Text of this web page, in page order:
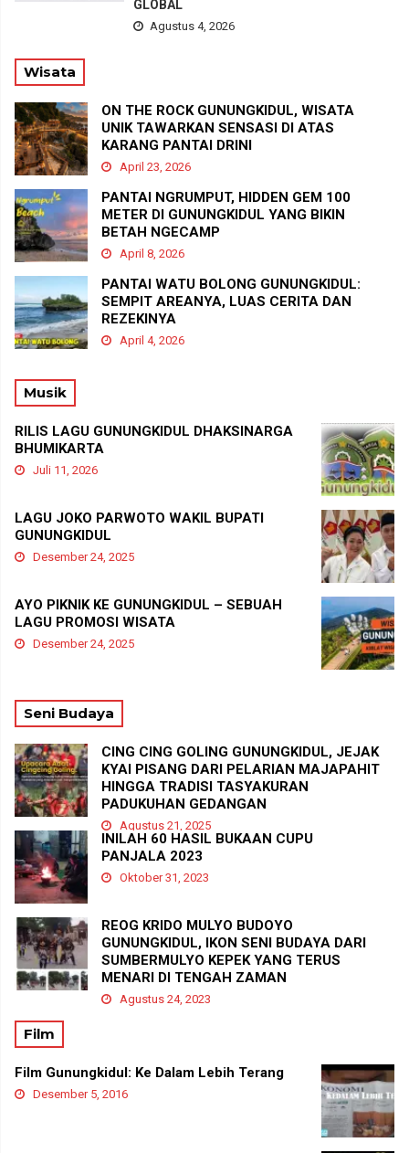
GLOBAL
Agustus 4, 2026
Wisata
ON THE ROCK GUNUNGKIDUL, WISATA
UNIK TAWARKAN SENSASI DI ATAS
KARANG PANTAI DRINI
April 23, 2026
PANTAI NGRUMPUT, HIDDEN GEM 100
METER DI GUNUNGKIDUL YANG BIKIN
BETAH NGECAMP
April 8, 2026
PANTAI WATU BOLONG GUNUNGKIDUL:
SEMPIT AREANYA, LUAS CERITA DAN
REZEKINYA
April 4, 2026
Musik
RILIS LAGU GUNUNGKIDUL DHAKSINARGA
BHUMIKARTA
Juli 11, 2026
LAGU JOKO PARWOTO WAKIL BUPATI
GUNUNGKIDUL
Desember 24, 2025
AYO PIKNIK KE GUNUNGKIDUL – SEBUAH
LAGU PROMOSI WISATA
Desember 24, 2025
Seni Budaya
CING CING GOLING GUNUNGKIDUL, JEJAK
KYAI PISANG DARI PELARIAN MAJAPAHIT
HINGGA TRADISI TASYAKURAN
PADUKUHAN GEDANGAN
Agustus 21, 2025
INILAH 60 HASIL BUKAAN CUPU
PANJALA 2023
Oktober 31, 2023
REOG KRIDO MULYO BUDOYO
GUNUNGKIDUL, IKON SENI BUDAYA DARI
SUMBERMULYO KEPEK YANG TERUS
MENARI DI TENGAH ZAMAN
Agustus 24, 2023
Film
Film Gunungkidul: Ke Dalam Lebih Terang
Desember 5, 2016